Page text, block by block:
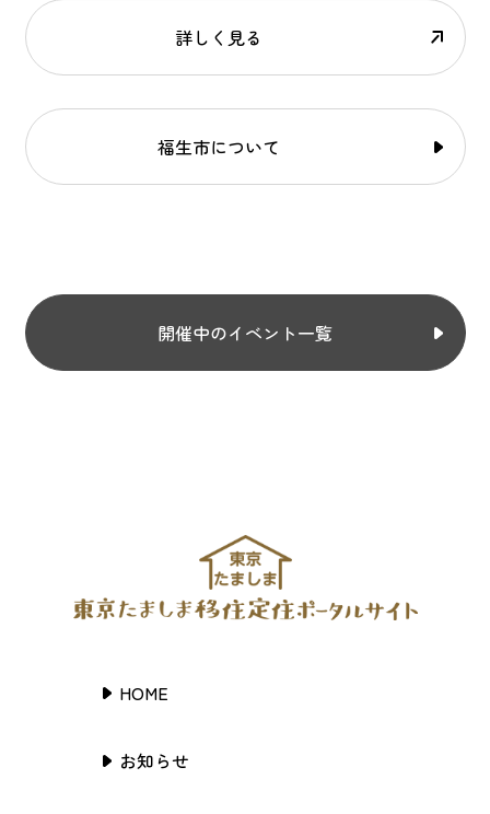
詳しく見る
福生市について
開催中のイベント一覧
HOME
お知らせ